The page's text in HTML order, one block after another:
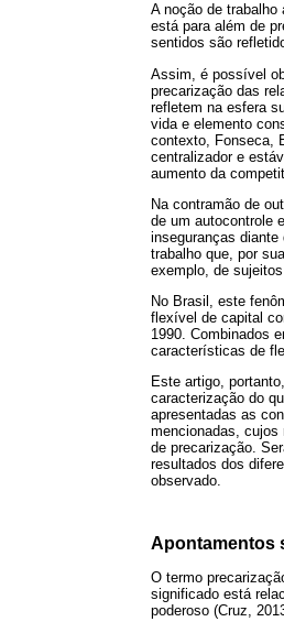
A noção de trabalho
está para além de
sentidos são
Assim, é possível
precarização das
refletem na esfera
vida e elemento
contexto, Fonseca,
centralizador e
aumento da
Na contramão de
de um autocontrole
inseguranças
trabalho que, por
exemplo, de
No Brasil, este
flexível de capital
1990. Combinados
características de
Este artigo,
caracterização do
apresentadas as
mencionadas, cujos
de precarização.
resultados dos
observado.
Apontamentos
O termo
significado está
poderoso (Cruz,